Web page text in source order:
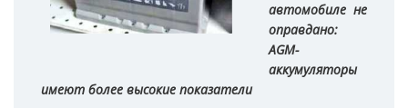
автомобиле не
оправдано:
AGM-
аккумуляторы
имеют более высокие показатели